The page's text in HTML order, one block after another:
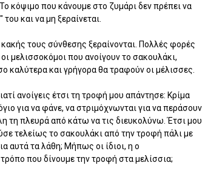
κόψιμο που κάνουμε στο ζυμάρι δεν πρέπει να
και να μη ξεραίνεται.
τους σύνθεσης ξεραίνονται. Πολλές φορές
μελισσοκόμοι που ανοίγουν το σακουλάκι,
καλύτερα και γρήγορα θα τραφούν οι μέλισσες.
ανοίγεις έτσι τη τροφή μου απάντησε: Κρίμα
για να φάνε, να στριμόχνωνται για να περάσουν
τη πλευρά από κάτω να τις διευκολύνω. Έτσι μου
τελείως το σακουλάκι από την τροφή πάλι με
αυτά τα λάθη; Μήπως οι ίδιοι, η ο
που δίνουμε την τροφή στα μελίσσια;